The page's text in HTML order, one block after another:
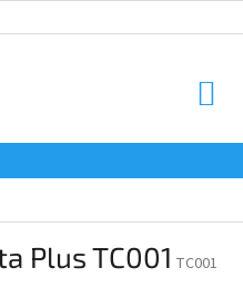
Plus TC001 TC001